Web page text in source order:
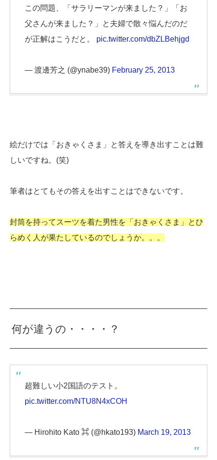
この問題、「サラリーマンが来ました？」「お
父さんが来ました？」と夫婦で散々悩んだのだ
が正解はこうだと。 pic.twitter.com/dbZLBehjgd
— 渡邊芳之 (@ynabe39) February 25, 2013
絵だけでは「おきゃくさま」と答えを導き出すことは難
しいですね。(笑)
筆者はとてもその答えを出すことはできないです。
封筒を持ってスーツを着た男性を「おきゃくさま」とひ
らめく人が果たしているのでしょうか。。。
何が違うの・・・・？
超難しい小2国語のテスト。
pic.twitter.com/NTU8N4xCOH
— Hirohito Kato ⌘ (@hkato193) March 19, 2013